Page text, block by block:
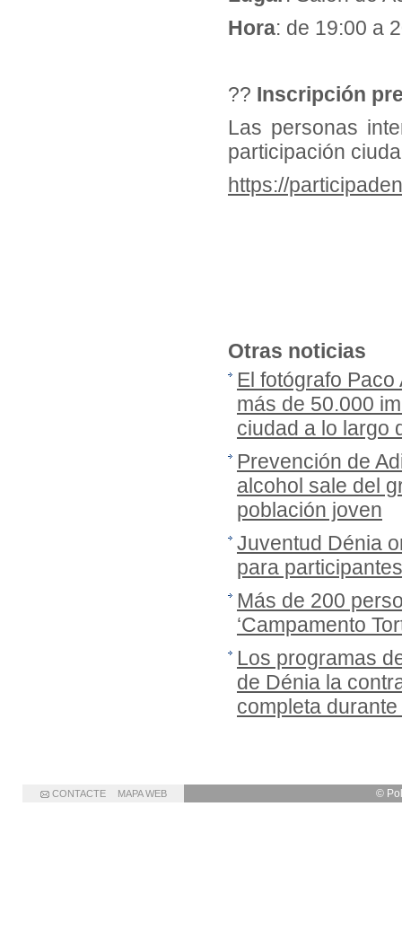
Hora: de 19:00 a
?? Inscripción
Las personas
participación
https://
Otras noticias
El fotógrafo
más de 50.000
ciudad a lo largo
Prevención de
alcohol sale del
población joven
Juventud Dénia
para
Más de 200
‘Campamento
Los programas
de Dénia la
completa
©
CONTACTE MAPA WEB